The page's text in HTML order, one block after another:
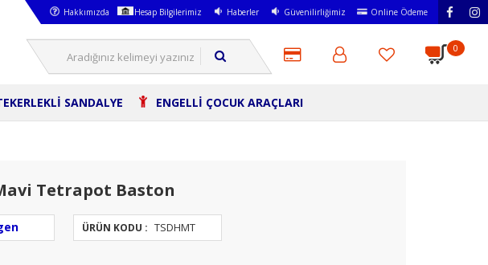
Hakkımızda Hesap Bilgilerimiz Haberler Güvenilirliğimiz Online Ödeme
0
SANDALYE ENGELLİ ÇOCUK ARAÇLARI
Tetrapot Baston
ÜRÜN KODU : TSDHMT